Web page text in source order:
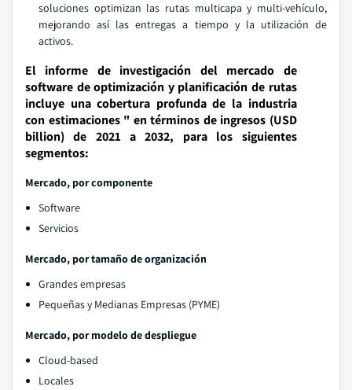
soluciones optimizan las rutas multicapa y multi-vehículo,
mejorando así las entregas a tiempo y la utilización de
activos.
El informe de investigación del mercado de
software de optimización y planificación de rutas
incluye una cobertura profunda de la industria
con estimaciones " en términos de ingresos (USD
billion) de 2021 a 2032, para los siguientes
segmentos:
Mercado, por componente
Software
Servicios
Mercado, por tamaño de organización
Grandes empresas
Pequeñas y Medianas Empresas (PYME)
Mercado, por modelo de despliegue
Cloud-based
Locales